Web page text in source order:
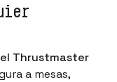
Thrustmaster
a mesas,